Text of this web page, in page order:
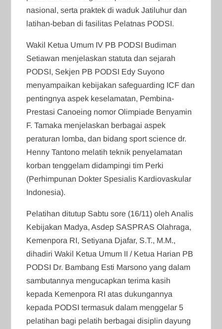
nasional, serta praktek di waduk Jatiluhur dan
latihan-beban di fasilitas Pelatnas PODSI.
Wakil Ketua Umum IV PB PODSI Budiman
Setiawan menjelaskan statuta dan sejarah
PODSI, Sekjen PB PODSI Edy Suyono
menyampaikan kebijakan safeguarding ICF dan
pentingnya aspek keselamatan, Pembina-
Prestasi Canoeing nomor Olimpiade Benyamin
F. Tamaka menjelaskan berbagai aspek
peraturan lomba, dan bidang sport science dr.
Henny Tantono melatih teknik penyelamatan
korban tenggelam didampingi tim Perki
(Perhimpunan Dokter Spesialis Kardiovaskular
Indonesia).
Pelatihan ditutup Sabtu sore (16/11) oleh Analis
Kebijakan Madya, Asdep SASPRAS Olahraga,
Kemenpora RI, Setiyana Djafar, S.T., M.M.,
dihadiri Wakil Ketua Umum II / Ketua Harian PB
PODSI Dr. Bambang Esti Marsono yang dalam
sambutannya mengucapkan terima kasih
kepada Kemenpora RI atas dukungannya
kepada PODSI termasuk dalam menggelar 5
pelatihan bagi pelatih berbagai disiplin dayung